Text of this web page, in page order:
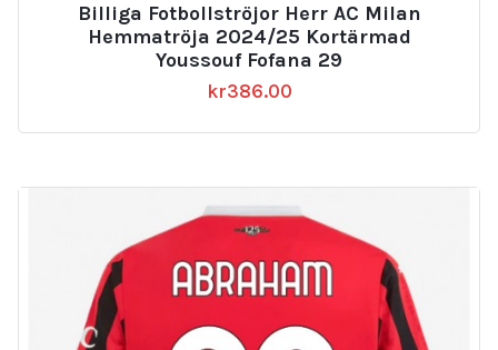
Billiga Fotbollströjor Herr AC Milan
Hemmatröja 2024/25 Kortärmad
Youssouf Fofana 29
kr386.00